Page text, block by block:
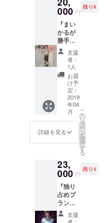
程、時
間を決
めて行
きま
す。 ・
活動報
告閲覧
話いた
しま
す。
（Skyp
eを予
定）
（テレ
ビ通話
も可）
（嫌す
ぎるこ
とをさ
れるor
言われ
たと感
じたら
頂く可
能性が
ありま
す） ※
お時間
はお一
人あた
り20分
000 円
残り9
『まい
かるが
勝手に
プレゼ
ントプ
ラン』
・吉原
茉依香
があな
たのた
めにプ
レゼン
トを選
び、お
店で
買った
かを
作った
り、と
にかく
何かし
らをプ
レゼン
ト致し
支援
者：
1人
お届
け予
定：
2019
年04
月
詳細を見る
こ
の
リ
タ
ー
ン
を
選
択
す
る
23,
000 円
残り4
『独り
占めプ
ラン』
・サイ
ン入り
支援
者：